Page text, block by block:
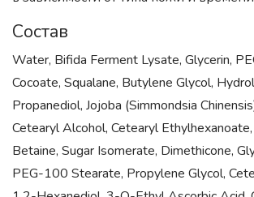
Состав
Water, Bifida Ferment Lysate, Glycerin,
Cocoate, Squalane, Butylene Glycol,
Propanediol, Jojoba (Simmondsia
Cetearyl Alcohol, Cetearyl Ethylhexanoate,
Betaine, Sugar Isomerate, Dimethicone,
PEG-100 Stearate, Propylene Glycol,